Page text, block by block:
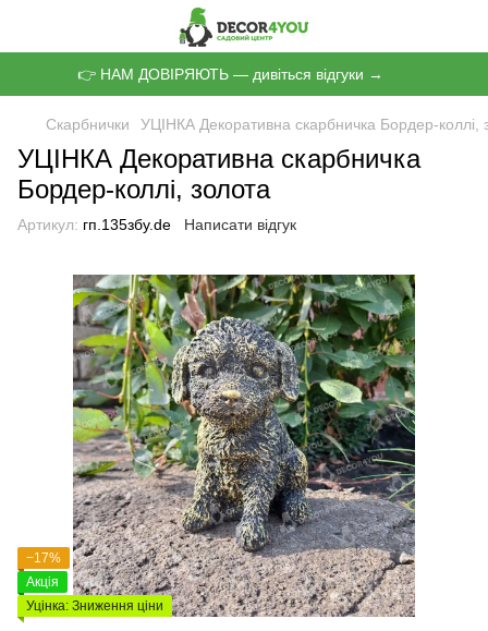
👉 НАМ ДОВІРЯЮТЬ — дивіться відгуки →
Скарбнички УЦІНКА Декоративна скарбничка Бордер-коллі,
УЦІНКА Декоративна скарбничка
Бордер-коллі, золота
Артикул: гп.135збу.de Написати відгук
−17%
Акція
Уцінка: Зниження ціни